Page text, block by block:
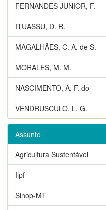
FERNANDES JUNIOR, F.
ITUASSU, D. R.
MAGALHÃES, C. A. de S.
MORALES, M. M.
NASCIMENTO, A. F. do
VENDRUSCULO, L. G.
Assunto
Agricultura Sustentável
Ilpf
Sinop-MT